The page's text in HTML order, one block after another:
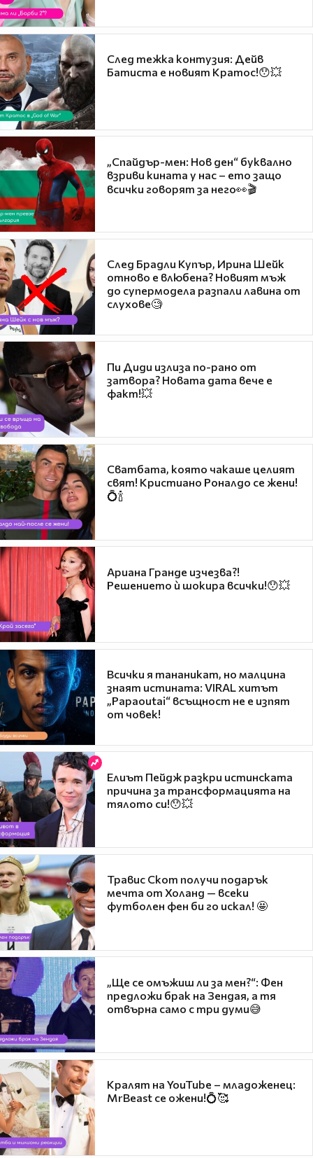
След тежка контузия: Дейв
Батиста е новият Кратос!😯💥
„Спайдър-мен: Нов ден“ буквално
взриви кината у нас – ето защо
всички говорят за него👀🎬
След Брадли Купър, Ирина Шейк
отново е влюбена? Новият мъж
до супермодела разпали лавина от
слухове🧐
Пи Диди излиза по-рано от
затвора? Новата дата вече е
факт!💥
Сватбата, която чакаше целият
свят! Кристиано Роналдо се жени!
💍🍾
Ариана Гранде изчезва?!
Решението ѝ шокира всички!😯💥
Всички я тананикат, но малцина
знаят истината: VIRAL хитът
„Papaoutai“ всъщност не е изпят
от човек!
Елиът Пейдж разкри истинската
причина за трансформацията на
тялото си!😯💥
Травис Скот получи подарък
мечта от Холанд — всеки
футболен фен би го искал! 🤩
„Ще се омъжиш ли за мен?“: Фен
предложи брак на Зендая, а тя
отвърна само с три думи😅
Кралят на YouTube – младоженец:
MrBeast се ожени!💍🥰